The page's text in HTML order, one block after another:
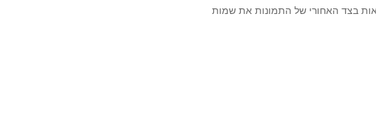
בצד האחורי של התמונות את שמות